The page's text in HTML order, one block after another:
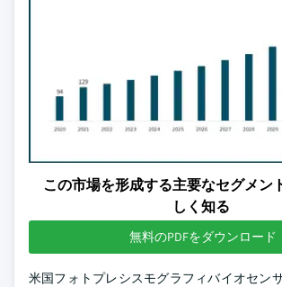
この市場を形成する主要なセグメン
しく知る
無料のPDFをダウンロード
米国フォトプレシスモグラフィバイオセン